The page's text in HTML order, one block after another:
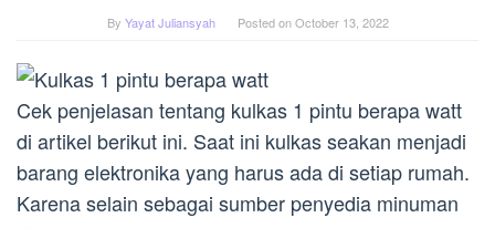
By Yayat Juliansyah Posted onOctober 13, 2022
Cek penjelasan tentang kulkas 1 pintu berapa watt
di artikel berikut ini. Saat ini kulkas seakan menjadi
barang elektronika yang harus ada di setiap rumah.
Karena selain sebagai sumber penyedia minuman